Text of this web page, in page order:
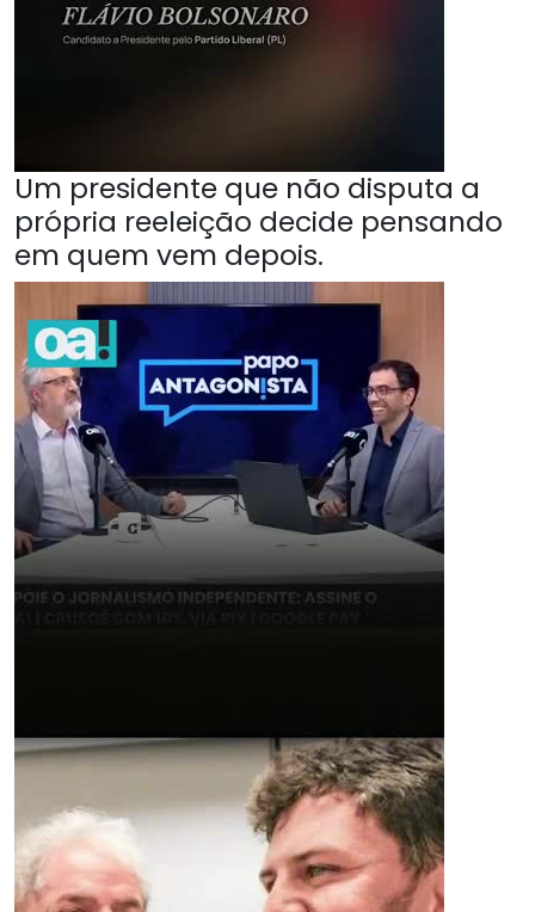
Um presidente que não disputa a
própria reeleição decide pensando
em quem vem depois.